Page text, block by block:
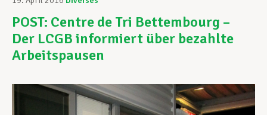
Ihre Rechte
POST: Centre de Tri Bettembourg –
Der LCGB informiert über bezahlte
Arbeitspausen